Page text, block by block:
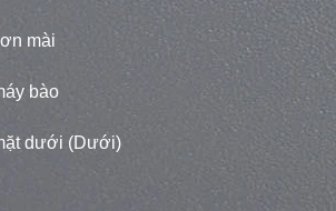
mài
bào
dưới (Dưới)